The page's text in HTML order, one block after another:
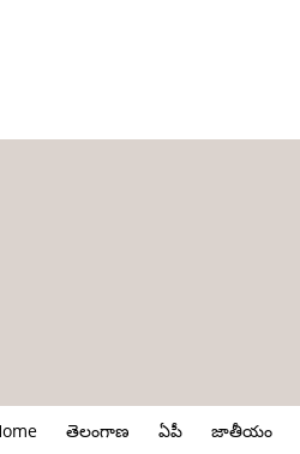
తెలంగాణ ఏపీ జాతీయం